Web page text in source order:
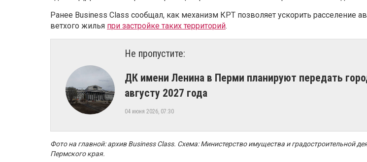
Ранее Business Class сообщал, как механизм КРТ позволяет ускорить расселение
ветхого жилья при застройке таких территорий.
Не пропустите:
ДК имени Ленина в Перми планируют передать
августу 2027 года
04 июня 2026, 07:30
Фото на главной: архив Business Class. Схема: Министерство имущества и градостроительной
Пермского края.